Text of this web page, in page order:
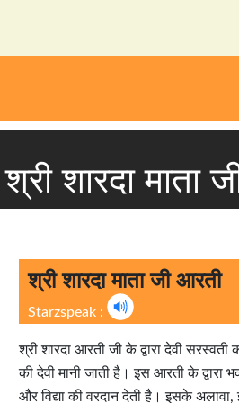
श्री शारदा
श्री शारदा माता जी आरती
Starzspeak :
श्री शारदा आरती जी के द्वारा देवी
की देवी मानी जाती है। इस आरती के द्वारा
और विद्या की वरदान देती है। इसके